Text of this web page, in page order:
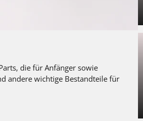
die für Anfänger sowie
andere wichtige Bestandteile für